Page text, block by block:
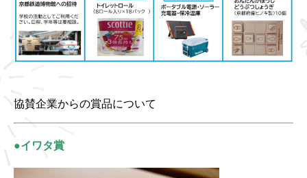
協賛企業からの賞品について
●イワタ賞